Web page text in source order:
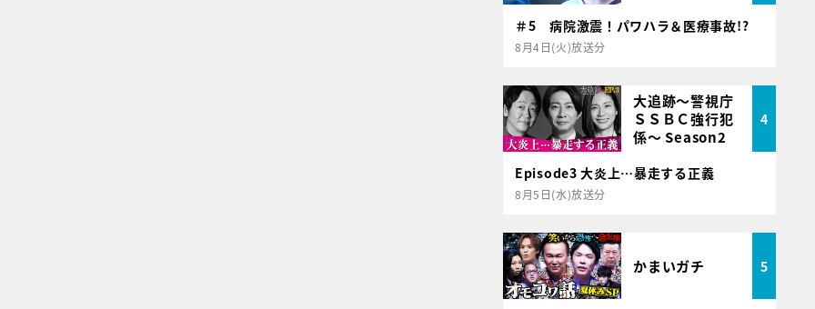
＃5 病院激震！パワハラ＆医療事故!?
8月4日(火)放送分
大追跡～警視庁
ＳＳＢＣ強行犯
係～ Season2
4
Episode3 大炎上…暴走する正義
8月5日(水)放送分
かまいガチ 5